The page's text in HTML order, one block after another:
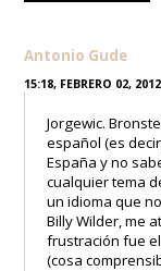
Antonio Gude
15:18, FEBRERO 02, 2012
Jorgewic.
español (es
España y no
cualquier tema
un idioma que
Billy Wilder, me
frustración fue
(cosa